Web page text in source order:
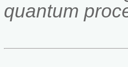
quantum